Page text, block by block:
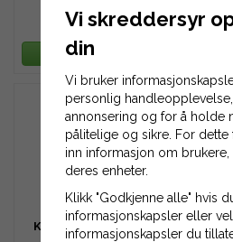
77 kr 100 kr
LEGG TIL HANDLEKURV
Klemhylse 2012 / 28 mm
Vi skreddersyr
din
Vi bruker
personlig
annonsering og for å holde
pålitelige og sikre. For dette
inn informasjon om
deres enheter.
Klikk "Godkjenne alle" hvis
informasjonskapsler eller
informasjonskapsler du